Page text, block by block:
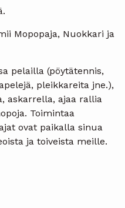
Mopopaja, Nuokkari ja
pelailla (pöytätennis,
pleikkareita jne.),
askarrella, ajaa rallia
Toimintaa
ovat paikalla sinua
ja toiveista meille.